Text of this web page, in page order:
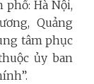
Hà Nội,
Quảng
tâm phục
ủy ban